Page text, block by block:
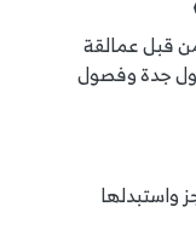
قبل عمالقة
جدة وفصول